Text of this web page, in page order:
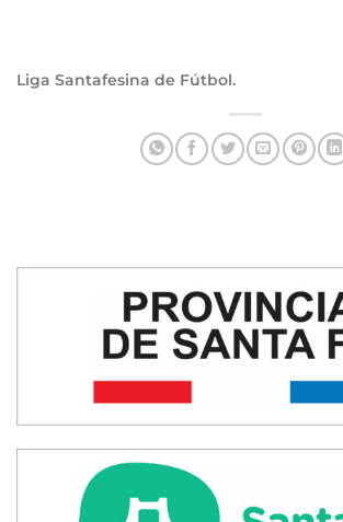
Liga Santafesina de Fútbol.